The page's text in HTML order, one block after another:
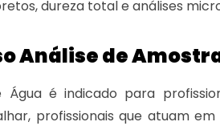
dureza total e análises
Análise de
é indicado para
profissionais que atuam